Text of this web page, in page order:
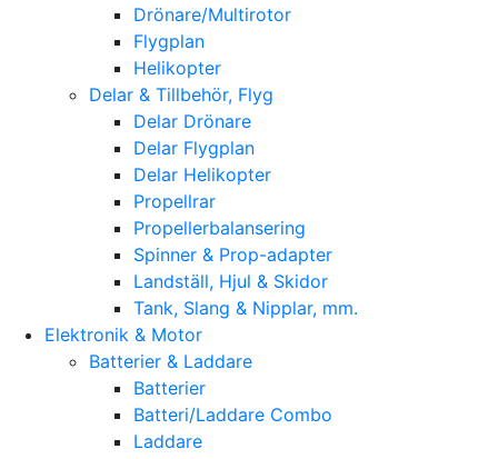
Drönare/Multirotor
Flygplan
Helikopter
Delar & Tillbehör, Flyg
Delar Drönare
Delar Flygplan
Delar Helikopter
Propellrar
Propellerbalansering
Spinner & Prop-adapter
Landställ, Hjul & Skidor
Tank, Slang & Nipplar, mm.
Elektronik & Motor
Batterier & Laddare
Batterier
Batteri/Laddare Combo
Laddare